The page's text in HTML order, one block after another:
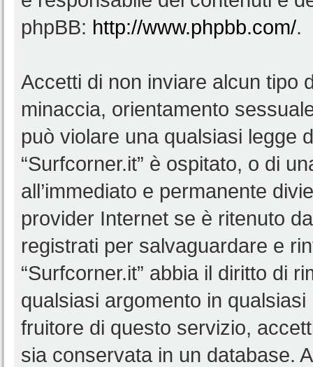
phpBB: http://www.phpbb.com/.
Accetti di non inviare alcun tipo
minaccia, orientamento
può violare una qualsiasi legge
“Surfcorner.it” è ospitato, o di
all’immediato e permanente
provider Internet se è ritenuto
registrati per salvaguardare e
“Surfcorner.it” abbia il diritto di
qualsiasi argomento in
fruitore di questo servizio,
sia conservata in un database.